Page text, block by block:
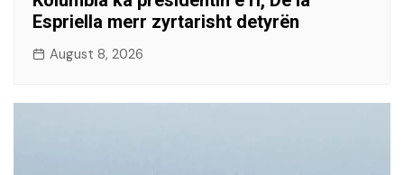
Espriella merr zyrtarisht detyrën
August 8, 2026